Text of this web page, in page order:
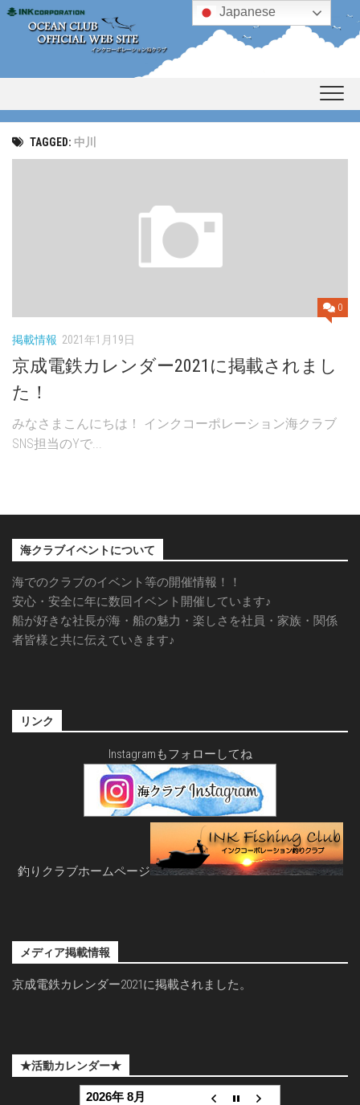
Skip
content
TAGGED: 中川
0
掲載情報 2021年1月19日
京成電鉄カレンダー2021に掲載されまし
た！
みなさまこんにちは！ インクコーポレーション海クラブ
SNS担当のYで...
海クラブイベントについて
海でのクラブのイベント等の開催情報！！
安心・安全に年に数回イベント開催しています♪
船が好きな社長が海・船の魅力・楽しさを社員・家族・関係
者皆様と共に伝えていきます♪
リンク
Instagramもフォローしてね
釣りクラブホームページ
メディア掲載情報
京成電鉄カレンダー2021に掲載されました。
★活動カレンダー★
2026年 8月
Japanese